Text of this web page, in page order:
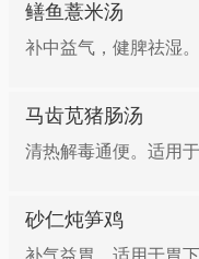
鳝鱼薏米汤
补中益气，健脾祛湿
马齿苋猪肠汤
清热解毒通便。适用
砂仁炖笋鸡
补气益胃。适用于胃下